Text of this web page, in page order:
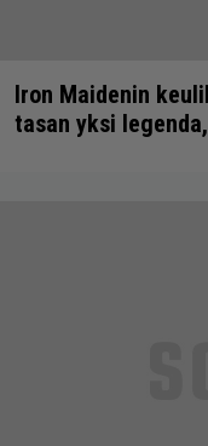
Iron Maidenin
tasan yksi